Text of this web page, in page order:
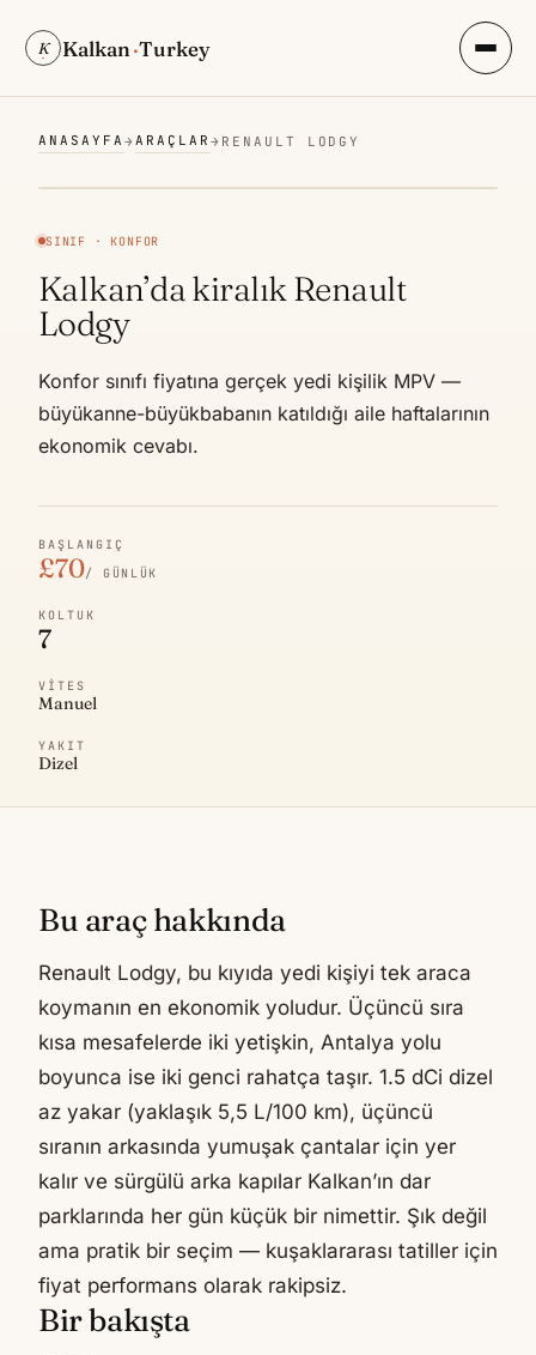
K Kalkan·Turkey
ANASAYFA → ARAÇLAR → RENAULT LODGY
SINIF · KONFOR
Kalkan’da kiralık Renault
Lodgy
Konfor sınıfı fiyatına gerçek yedi kişilik MPV —
büyükanne-büyükbabanın katıldığı aile haftalarının
ekonomik cevabı.
BAŞLANGIÇ
£70/ GÜNLÜK
KOLTUK
7
VITES
Manuel
YAKIT
Dizel
Bu araç hakkında
Renault Lodgy, bu kıyıda yedi kişiyi tek araca
koymanın en ekonomik yoludur. Üçüncü sıra
kısa mesafelerde iki yetişkin, Antalya yolu
boyunca ise iki genci rahatça taşır. 1.5 dCi dizel
az yakar (yaklaşık 5,5 L/100 km), üçüncü
sıranın arkasında yumuşak çantalar için yer
kalır ve sürgülü arka kapılar Kalkan’ın dar
parklarında her gün küçük bir nimettir. Şık değil
ama pratik bir seçim — kuşaklararası tatiller için
fiyat performans olarak rakipsiz.
Bir bakışta